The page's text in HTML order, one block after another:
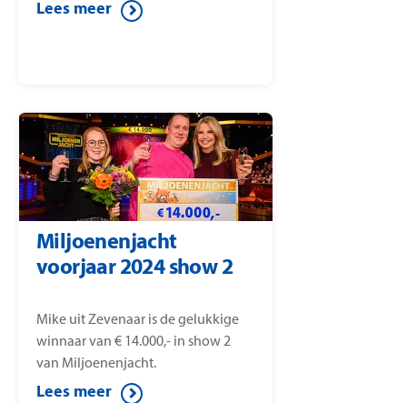
Lees meer
Miljoenenjacht
voorjaar 2024 show 2
Mike uit Zevenaar is de gelukkige
winnaar van € 14.000,- in show 2
van Miljoenenjacht.
Lees meer